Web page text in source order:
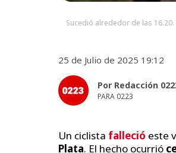
Sucedió alrededor de las 16.20.
25 de Julio de 2025 19:12
Por Redacción
PARA 0223
Un ciclista falleció este
Plata. El hecho ocurrió